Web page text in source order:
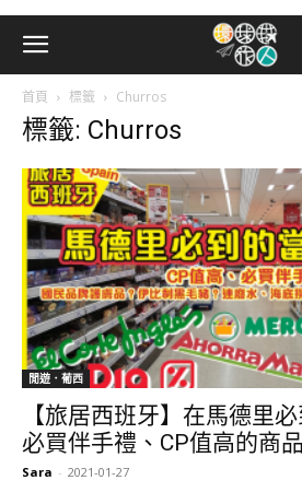
首頁 標籤 Churros
標籤: Churros
閒遊．葡西
【旅居西班牙】在馬德里
必買伴手禮、CP值高的商
Sara - 2021-01-27